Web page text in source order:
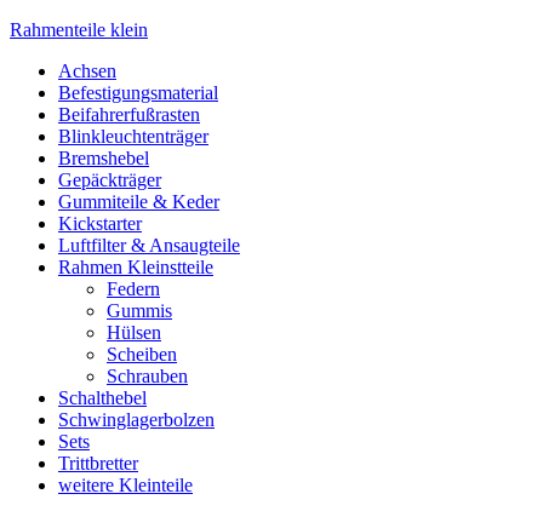
Rahmenteile klein
Achsen
Befestigungsmaterial
Beifahrerfußrasten
Blinkleuchtenträger
Bremshebel
Gepäckträger
Gummiteile & Keder
Kickstarter
Luftfilter & Ansaugteile
Rahmen Kleinstteile
Federn
Gummis
Hülsen
Scheiben
Schrauben
Schalthebel
Schwinglagerbolzen
Sets
Trittbretter
weitere Kleinteile